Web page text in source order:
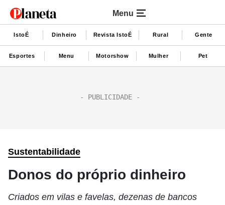
Menu
IstoÉ Dinheiro Revista IstoÉ Rural Gente
Esportes Menu Motorshow Mulher Pet
Sustentabilidade
Donos do próprio dinheiro
Criados em vilas e favelas, dezenas de bancos